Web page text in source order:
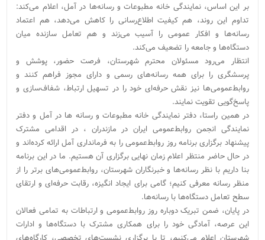
بر این اساس، نمایندگی خانه مطبوعات و رسانه‌ها در آمل، اعلام می‌کند:
تداوم این روند، هم کیفیت اطلاع‌رسانی را کاهش می‌دهد، هم اعتماد
رسانه‌ها و افکار عمومی را آسیب می‌زند و هم تعامل سازنده میان
دستگاه‌ها و جامعه را تضعیف می‌کند.
انتظار می‌رود مسئولان محترم شهرستان، فرصت حضور، پوشش و
پرسشگری را برای همه رسانه‌های رسمی و دارای مجوز فراهم کنند و
روابط‌عمومی‌ها نیز نقش حرفه‌ای خود را در تسهیل ارتباط، شفاف‌سازی و
پاسخ‌گویی تقویت نمایند.
در همین راستا، دفتر نمایندگی خانه مطبوعات و رسانه ها در آمل و دفتر
نمایندگی انجمن روابط‌عمومی ایران در مازندران ، در اقدامی مشترک
پیشنهاد برگزاری برنامه‌ روز روابط‌عمومی را به فرمانداری آمل ارائه کرده‌اند و
در حال حاضر منتظر اعلام زمان نهایی برگزاری آن هستیم. ما در این برنامه
بنا داریم با نظر رسانه‌ها و خبرنگاران شهرستان، روابط‌عمومی‌های برتر را از
منظر رسانه معرفی کنیم؛ گامی برای ایجاد انگیزه، رقابت حرفه‌ای و ارتقای
سطح تعامل دستگاه‌ها با رسانه‌ها.
در پایان، ضمن تبریک دوباره روز روابط‌عمومی و ارتباطات به تمامی فعالان
این عرصه، آمادگی خود را برای همکاری مشترک با دستگاه‌ها و ادارات